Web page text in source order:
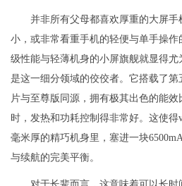
并非所有父母都喜欢厚重的大屏
小，或非常看重手机的轻便与单手操
级性能与轻薄机身的小屏旗舰就显得尤
是这一细分领域的佼佼者。它搭载了
片与至尊版同源，拥有极其出色的能效
时，发热和功耗控制得非常好。这使得
毫米厚的精巧机身里，塞进一块
与续航的完美平衡。